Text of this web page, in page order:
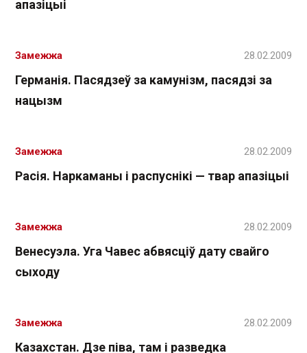
апазіцыі
Германія. Пасядзеў за камунізм, пасядзі за
нацызм
Замежжа 28.02.2009
Расія. Наркаманы і распуснікі — твар апазіцыі
Замежжа 28.02.2009
Венесуэла. Уга Чавес абвясціў дату свайго
сыходу
Замежжа 28.02.2009
Казахстан. Дзе піва, там і разведка
Замежжа 28.02.2009